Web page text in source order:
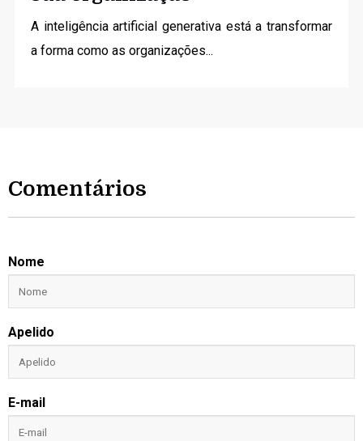
A inteligência artificial generativa está a transformar
a forma como as organizações...
Comentários
Nome
Apelido
E-mail